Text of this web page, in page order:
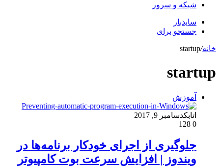
شبکه و سرور
سایدبار
جستجو برای
خانه/
startup
startup
آموزش
اتابکدسامبر 9, 2017
0
جلوگیری از اجرای خودکار برنامه‌ها در
ویندوز | افزایش سرعت بوت کامپیوتر